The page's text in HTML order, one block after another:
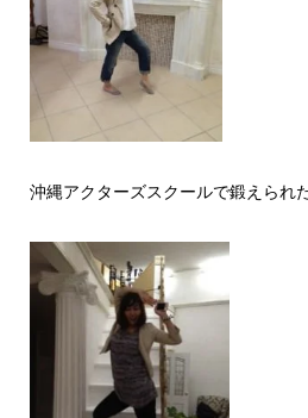
沖縄アクターズスクールで鍛えられ